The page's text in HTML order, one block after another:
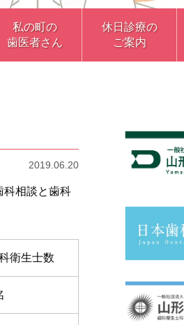
私の町の
歯医者さん
休日診療の
ご案内
2019.06.20
科相談と歯科
衛生士数